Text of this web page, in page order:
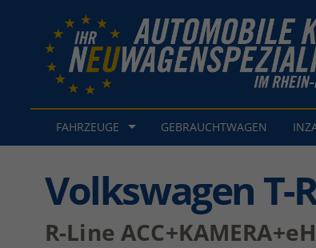
FAHRZEUGE GEBRAUCHTWAGEN
Volkswagen T-
R-Line